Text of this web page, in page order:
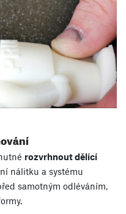
rozvrhnout dělící
nálitku a systému
samotným odléváním,